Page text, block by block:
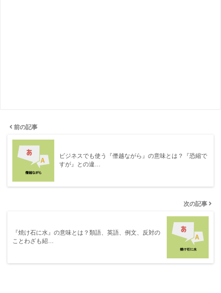
前の記事
ビジネスでも使う『僭越ながら』の意味とは？『恐縮で
すが』との違…
次の記事
『焼け石に水』の意味とは？類語、英語、例文、反対の
ことわざも紹…